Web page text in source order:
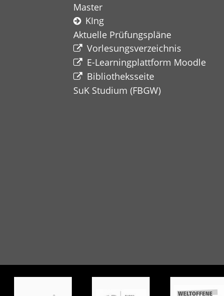
Master
KIng
Aktuelle Prüfungspläne
Vorlesungsverzeichnis
E-Learningplattform Moodle
Bibliotheksseite
SuK Studium (FBGW)